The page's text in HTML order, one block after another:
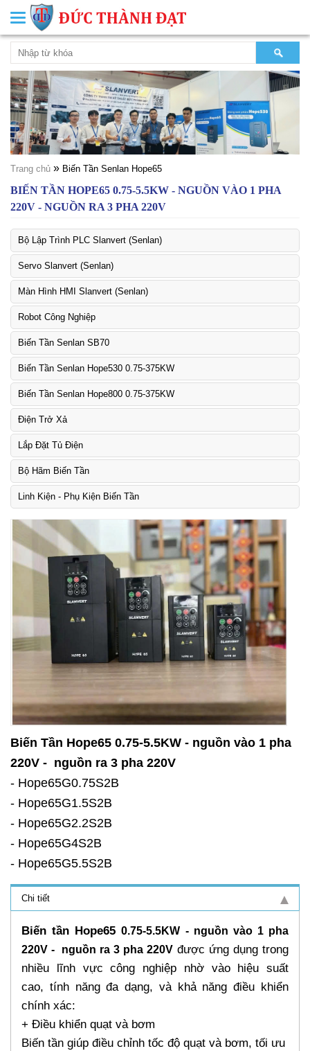
Trang chủ » Biến Tần Senlan Hope65
BIẾN TẦN HOPE65 0.75-5.5KW - NGUỒN VÀO 1 PHA
220V - NGUỒN RA 3 PHA 220V
Bộ Lập Trình PLC Slanvert (Senlan)
Servo Slanvert (Senlan)
Màn Hình HMI Slanvert (Senlan)
Robot Công Nghiệp
Biến Tần Senlan SB70
Biến Tần Senlan Hope530 0.75-375KW
Biến Tần Senlan Hope800 0.75-375KW
Điện Trở Xả
Lắp Đặt Tủ Điện
Bộ Hãm Biến Tần
Linh Kiện - Phụ Kiện Biến Tần
Biến Tần Hope65 0.75-5.5KW - nguồn vào 1 pha
220V - nguồn ra 3 pha 220V
- Hope65G0.75S2B
- Hope65G1.5S2B
- Hope65G2.2S2B
- Hope65G4S2B
- Hope65G5.5S2B
Chi tiết
Biến tần Hope650.75-5.5KW - nguồn vào 1 pha
220V - nguồn ra 3 pha 220V được ứng dụng trong
nhiều lĩnh vực công nghiệp nhờ vào hiệu suất
cao, tính năng đa dạng, và khả năng điều khiển
chính xác:
+ Điều khiển quạt và bơm
Biến tần giúp điều chỉnh tốc độ quạt và bơm, tối ưu
Toggle
navigation